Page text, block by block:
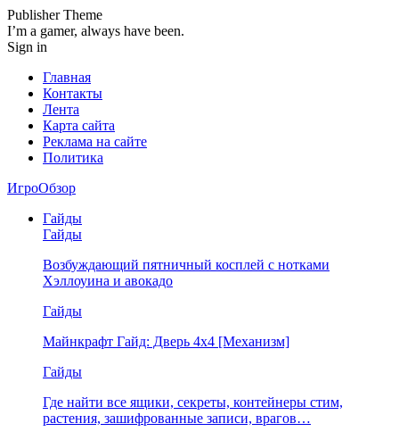
Publisher Theme
I’m a gamer, always have been.
Sign in
Главная
Контакты
Лента
Карта сайта
Реклама на сайте
Политика
ИгроОбзор
Гайды
Гайды
Возбуждающий пятничный косплей с нотками
Хэллоуина и авокадо
Гайды
Майнкрафт Гайд: Дверь 4х4 [Механизм]
Гайды
Где найти все ящики, секреты, контейнеры стим,
растения, зашифрованные записи, врагов…